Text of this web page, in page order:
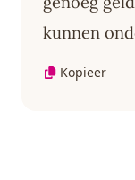
kunnen
Kopieer